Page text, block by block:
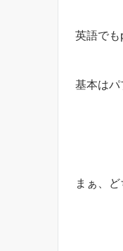
英語でも
基本はパ
まぁ、ど